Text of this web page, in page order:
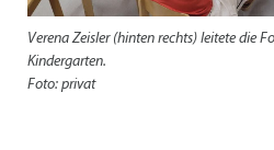
Verena Zeisler (hinten rechts) leitete die
Kindergarten.
Foto: privat